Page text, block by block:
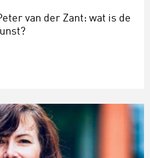
van der Zant: wat is de